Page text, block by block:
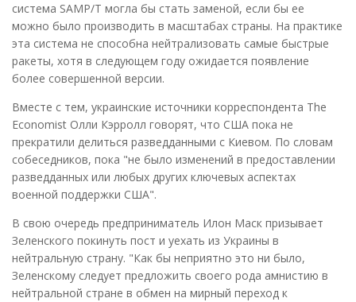
система SAMP/T могла бы стать заменой, если бы ее
можно было производить в масштабах страны. На практике
эта система не способна нейтрализовать самые быстрые
ракеты, хотя в следующем году ожидается появление
более совершенной версии.
Вместе с тем, украинские источники корреспондента The
Economist Олли Кэрролл говорят, что США пока не
прекратили делиться разведданными с Киевом. По словам
собеседников, пока "не было изменений в предоставлении
разведданных или любых других ключевых аспектах
военной поддержки США".
В свою очередь предприниматель Илон Маск призывает
Зеленского покинуть пост и уехать из Украины в
нейтральную страну. "Как бы неприятно это ни было,
Зеленскому следует предложить своего рода амнистию в
нейтральной стране в обмен на мирный переход к